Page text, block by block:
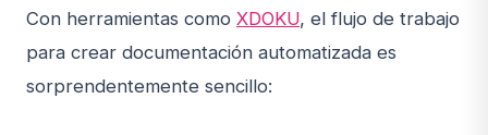
Con herramientas como XDOKU, el flujo de trabajo
para crear documentación automatizada es
sorprendentemente sencillo: